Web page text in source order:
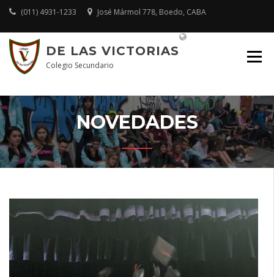
Skip
content
(011) 4931-1233 José Mármol 778, Boedo, CABA
DE LAS VICTORIAS
Colegio Secundario
NOVEDADES